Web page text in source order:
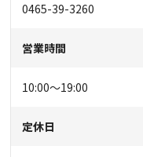
0465-39-3260
営業時間
10:00～19:00
定休日